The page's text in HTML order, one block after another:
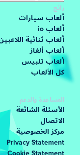
رائج
ألعاب سيارات
ألعاب io
ألعاب ثنائية
ألعاب ألغاز
ألعاب تلبيس
كل الألعاب
المساعدة والدعم
الأسئلة الشائعة
الاتصال
مركز الخصوصية
Privacy Statement
Cookie Statement